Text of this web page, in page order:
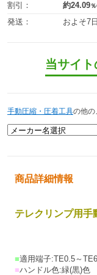
割引：
約24.09
発送： およそ7
当サイト
手動圧縮・圧着工具の他の
商品詳細情報
テレクリンプ用手
■適用端子:TE0.5～TE6
■ハンドル色:緑(黒)色